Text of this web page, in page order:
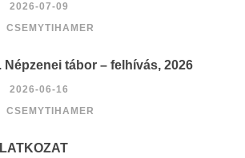
2026-07-09
CSEMYTIHAMER
Népzenei tábor – felhívás, 2026
2026-06-16
CSEMYTIHAMER